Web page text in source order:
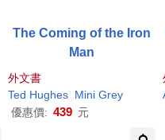
Mini
The Coming of the Iron
Man
外文書
Ted Hughes Mini Grey
優惠價: 439 元